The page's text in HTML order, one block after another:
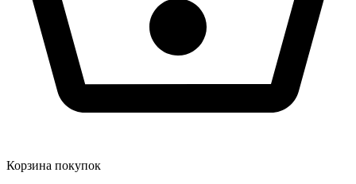
Корзина покупок